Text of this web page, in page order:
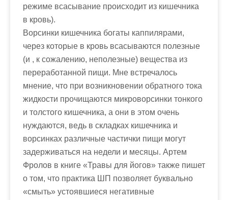
режиме всасывание происходит из кишечника
в кровь).
Ворсинки кишечника богаты каппилярами,
через которые в кровь всасываются полезные
(и , к сожалению, неполезные) вещества из
переработанной пищи. Мне встречалось
мнение, что при возникновении обратного тока
жидкости прочищаются микроворсинки тонкого
и толстого кишечника, а они в этом очень
нуждаются, ведь в складках кишечника и
ворсинках различные частички пищи могут
задерживаться на недели и месяцы. Артем
Фролов в книге «Травы для йогов» также пишет
о том, что практика ШП позволяет буквально
«смыть» устоявшиеся негативные